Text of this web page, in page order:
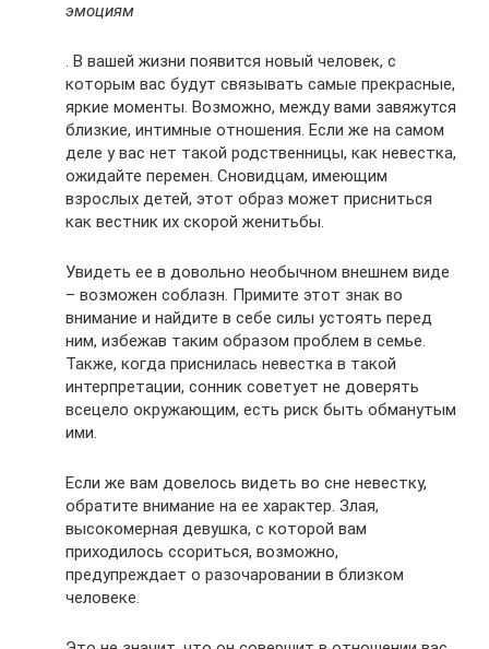
эмоциям
. В вашей жизни появится новый человек, с
которым вас будут связывать самые прекрасные,
яркие моменты. Возможно, между вами завяжутся
близкие, интимные отношения. Если же на самом
деле у вас нет такой родственницы, как невестка,
ожидайте перемен. Сновидцам, имеющим
взрослых детей, этот образ может присниться
как вестник их скорой женитьбы.
Увидеть ее в довольно необычном внешнем виде
– возможен соблазн. Примите этот знак во
внимание и найдите в себе силы устоять перед
ним, избежав таким образом проблем в семье.
Также, когда приснилась невестка в такой
интерпретации, сонник советует не доверять
всецело окружающим, есть риск быть обманутым
ими.
Если же вам довелось видеть во сне невестку,
обратите внимание на ее характер. Злая,
высокомерная девушка, с которой вам
приходилось ссориться, возможно,
предупреждает о разочаровании в близком
человеке.